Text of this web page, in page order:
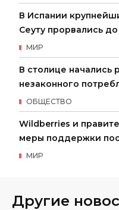
В Испании
Сеуту прорвались
МИР
В столице
незаконного
ОБЩЕСТВО
Wildberries и
меры поддержки
МИР
Другие